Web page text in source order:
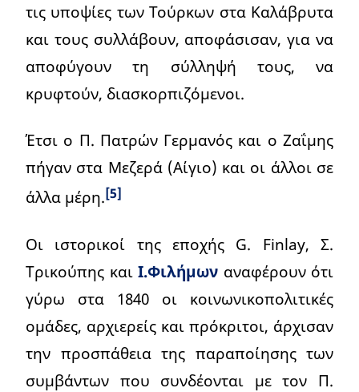
τις υποψίες των Τούρκων στα Καλάβρυτα
και τους συλλάβουν, αποφάσισαν, για να
αποφύγουν τη σύλληψή τους, να
κρυφτούν, διασκορπιζόμενοι.
Έτσι ο Π. Πατρών Γερμανός και ο Ζαΐμης
πήγαν στα Μεζερά (Αίγιο) και οι άλλοι σε
άλλα μέρη.[5]
Οι ιστορικοί της εποχής G. Finlay, Σ.
Τρικούπης και Ι.Φιλήμων αναφέρουν ότι
γύρω στα 1840 οι κοινωνικοπολιτικές
ομάδες, αρχιερείς και πρόκριτοι, άρχισαν
την προσπάθεια της παραποίησης των
συμβάντων που συνδέονται με τον Π.